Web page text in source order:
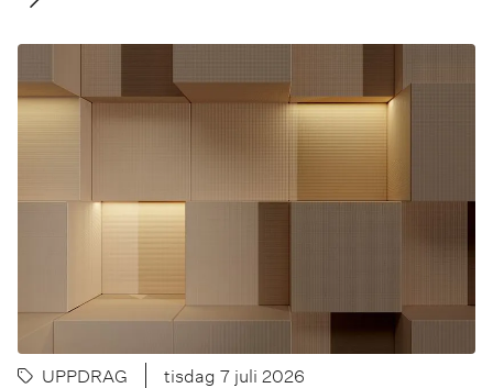
UPPDRAG tisdag 7 juli 2026